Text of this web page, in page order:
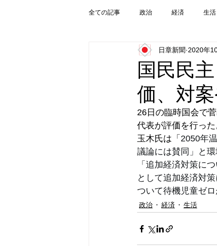
全ての記事 政治 経済 生活
日本第一党 日本派保守同盟
国民民
価、対
日章新聞 2020年
26日の臨時国会で
代表が評価を行っ
玉木氏は「 2050年
議論には賛同」と
「追加経済対策に
として追加経済対
ついて待機児童ゼ
政治 経済 生活